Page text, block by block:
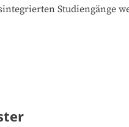
Studiengänge